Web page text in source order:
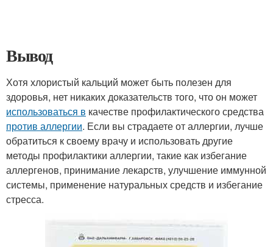
Вывод
Хотя хлористый кальций может быть полезен для
здоровья, нет никаких доказательств того, что он может
использоваться в качестве профилактического средства
против аллергии. Если вы страдаете от аллергии, лучше
обратиться к своему врачу и использовать другие
методы профилактики аллергии, такие как избегание
аллергенов, принимание лекарств, улучшение иммунной
системы, применение натуральных средств и избегание
стресса.